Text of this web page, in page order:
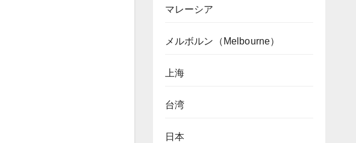
マレーシア
メルボルン（Melbourne）
上海
台湾
日本